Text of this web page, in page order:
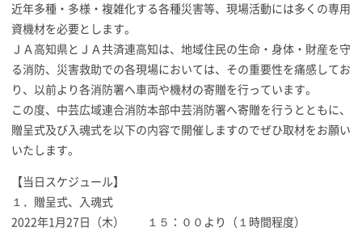
近年多種・多様・複雑化する各種災害等、現場活動には多くの専用
資機材を必要とします。
ＪＡ高知県とＪＡ共済連高知は、地域住民の生命・身体・財産を守
る消防、災害救助での各現場においては、その重要性を痛感してお
り、以前より各消防署へ車両や機材の寄贈を行っています。
この度、中芸広域連合消防本部中芸消防署へ寄贈を行うとともに、
贈呈式及び入魂式を以下の内容で開催しますのでぜひ取材をお願い
いたします。
【当日スケジュール】
１．贈呈式、入魂式
2022年1月27日（木） １５：００より（１時間程度）